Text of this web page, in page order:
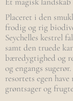
Placeret i den
frodig og rig
Seychelles kestrel
samt den truede
bæredygtighed og
og engangs
resortets egen
grøntsager og